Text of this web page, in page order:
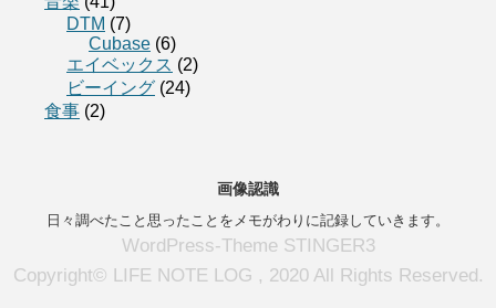
DTM (7)
Cubase (6)
エイベックス (2)
ビーイング (24)
食事 (2)
画像認識
日々調べたこと思ったことをメモがわりに記録していきます。
WordPress-Theme STINGER3
Copyright© LIFE NOTE LOG , 2020 All Rights Reserved.